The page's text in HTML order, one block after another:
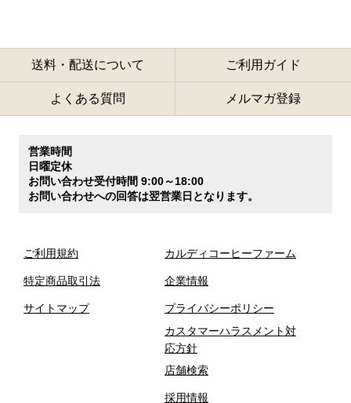
送料・配送について ご利用ガイド
よくある質問 メルマガ登録
営業時間
日曜定休
お問い合わせ受付時間 9:00～18:00
お問い合わせへの回答は翌営業日となります。
ご利用規約
特定商品取引法
サイトマップ
カルディコーヒーファーム
企業情報
プライバシーポリシー
カスタマーハラスメント対
応方針
店舗検索
採用情報